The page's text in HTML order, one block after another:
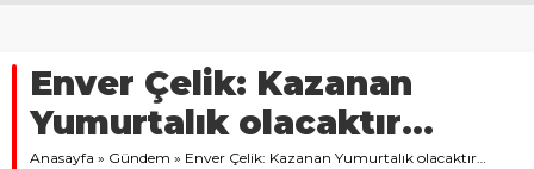
Enver Çelik: Kazanan
Yumurtalık olacaktır…
Anasayfa » Gündem » Enver Çelik: Kazanan Yumurtalık olacaktır…